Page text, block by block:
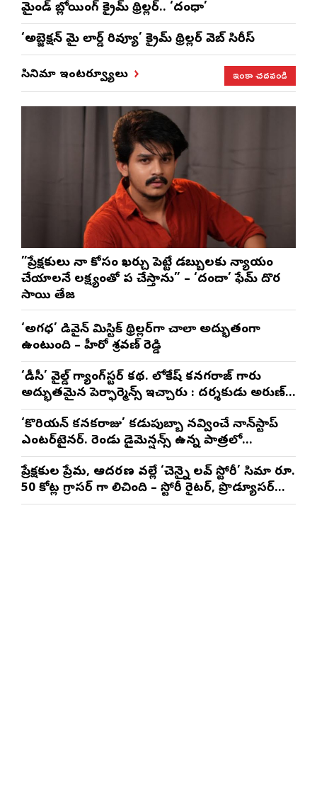
మైండ్ బ్లోయింగ్ క్రైమ్ థ్రిల్లర్.. ‘దంధా’
‘అబ్జెక్ష‌న్ మై లార్డ్ రివ్యూ’ క్రైమ్ థ్రిల్ల‌ర్ వెబ్ సిరీస్
సినిమా ఇంటర్వ్యూలు ఇంకా చదవండి
”ప్రేక్షకులు నా కోసం ఖర్చు పెట్టే డబ్బులకు న్యాయం
చేయాలనే లక్ష్యంతో పని చేస్తాను” – ‘దందా’ ఫేమ్ దొర
సాయి తేజ
‘అగధ’ డివైన్ మిస్టిక్ థ్రిల్లర్‌గా చాలా అద్భుతంగా
ఉంటుంది – హీరో శ్రవణ్ రెడ్డి
‘డీసీ’ వైల్డ్ గ్యాంగ్‌స్టర్ కథ. లోకేష్ కనగరాజ్ గారు
అద్భుతమైన పెర్ఫార్మెన్స్ ఇచ్చారు : దర్శకుడు అరుణ్
మాథేశ్వరన్
‘కొరియన్ కనకరాజు’ కడుపుబ్బా నవ్వించే నాన్‌స్టాప్
ఎంటర్‌టైనర్. రెండు డైమెన్షన్స్ ఉన్న పాత్రలో
నటించడం చాలా సంతృప్తినిచ్చింది : వరుణ్ తేజ్
ప్రేక్షకుల ప్రేమ, ఆదరణ వల్లే ‘చెన్నై లవ్ స్టోరీ’ సినిమా రూ.
50 కోట్ల గ్రాసర్ గా నిలిచింది – స్టోరీ రైటర్, ప్రొడ్యూసర్
సాయి రాజేష్